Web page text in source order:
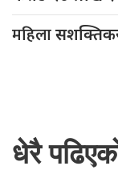
महिला
धेरै